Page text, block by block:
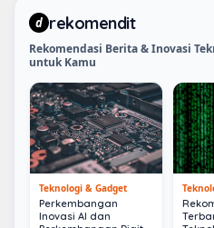
d rekomendit
Rekomendasi Berita & Inovasi
untuk Kamu
Teknologi & Gadget
Perkembangan
Inovasi AI dan